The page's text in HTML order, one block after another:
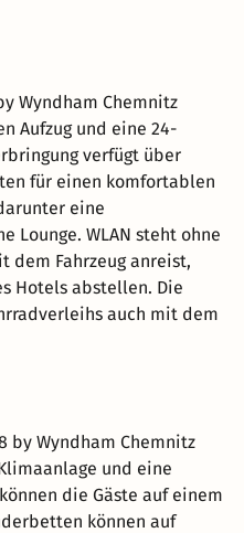
Aufzug und eine 24-
verfügt über
für einen komfortablen
eine
Lounge. WLAN steht ohne
dem Fahrzeug anreist,
Hotels abstellen. Die
auch mit dem
und eine
die Gäste auf einem
können auf